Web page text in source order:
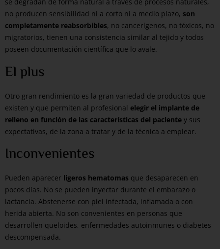
no producen sensibilidad ni a corto ni a medio plazo, son
completamente reabsorbibles, no cancerígenos, no tóxicos, no
migratorios, tienen una consistencia similar al tejido y todos
poseen documentación científica que lo avale.
El plus
Otro gran rendimiento es la gran variedad de productos que
existen y que permiten al profesional elegir el implante de
relleno en función de las características del paciente y sus
expectativas, de la zona a tratar y de la técnica a emplear.
Inconvenientes
Pueden aparecer ligeros hematomas que desaparecen en
pocos días. No se pueden inyectar durante el embarazo o
lactancia. Abstenerse con piel infectada, inflamada o con
herida abierta. No son convenientes en personas que
desarrollen queloides, enfermedades autoinmunes o diabetes
descompensada.